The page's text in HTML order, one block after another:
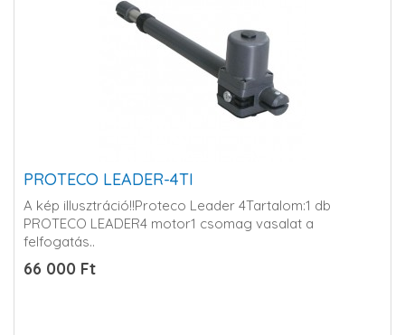
PROTECO LEADER-4TI
A kép illusztráció!!Proteco Leader 4Tartalom:1 db
PROTECO LEADER4 motor1 csomag vasalat a
felfogatás..
66 000 Ft